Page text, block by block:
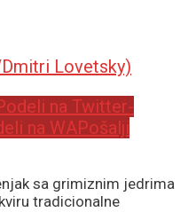
Lovetsky)
na Twitter-
na WAPošalji
sa grimiznim jedrima
tradicionalne